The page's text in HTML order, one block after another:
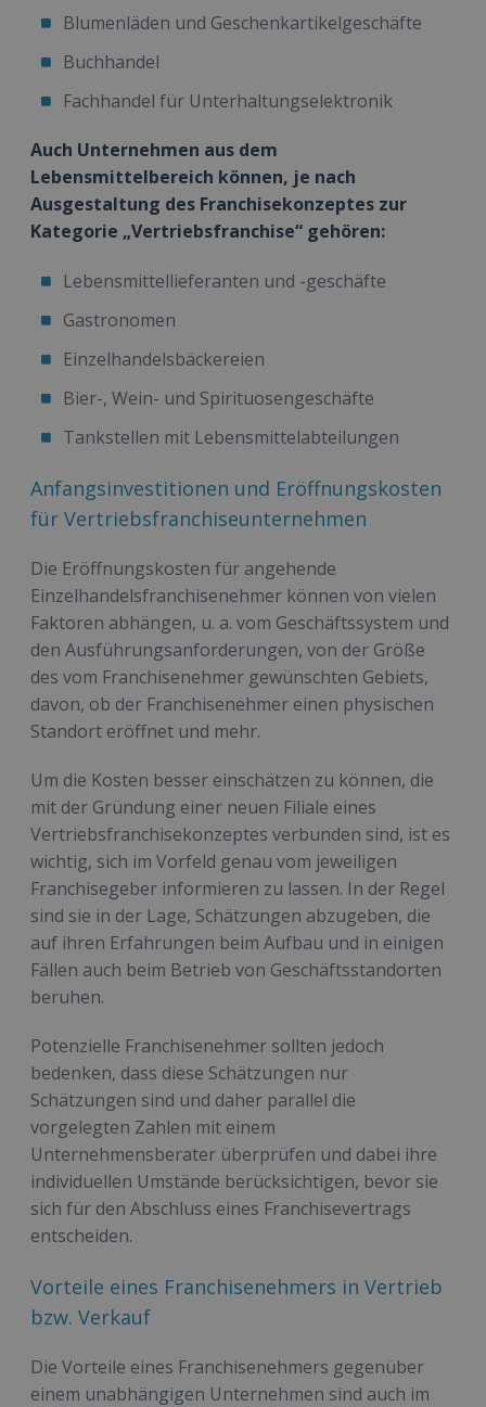
Blumenläden und Geschenkartikelgeschäfte
Buchhandel
Fachhandel für Unterhaltungselektronik
Auch Unternehmen aus dem
Lebensmittelbereich können, je nach
Ausgestaltung des Franchisekonzeptes zur
Kategorie „Vertriebsfranchise“ gehören:
Lebensmittellieferanten und -geschäfte
Gastronomen
Einzelhandelsbäckereien
Bier-, Wein- und Spirituosengeschäfte
Tankstellen mit Lebensmittelabteilungen
Anfangsinvestitionen und Eröffnungskosten
für Vertriebsfranchiseunternehmen
Die Eröffnungskosten für angehende
Einzelhandelsfranchisenehmer können von vielen
Faktoren abhängen, u. a. vom Geschäftssystem und
den Ausführungsanforderungen, von der Größe
des vom Franchisenehmer gewünschten Gebiets,
davon, ob der Franchisenehmer einen physischen
Standort eröffnet und mehr.
Um die Kosten besser einschätzen zu können, die
mit der Gründung einer neuen Filiale eines
Vertriebsfranchisekonzeptes verbunden sind, ist es
wichtig, sich im Vorfeld genau vom jeweiligen
Franchisegeber informieren zu lassen. In der Regel
sind sie in der Lage, Schätzungen abzugeben, die
auf ihren Erfahrungen beim Aufbau und in einigen
Fällen auch beim Betrieb von Geschäftsstandorten
beruhen.
Potenzielle Franchisenehmer sollten jedoch
bedenken, dass diese Schätzungen nur
Schätzungen sind und daher parallel die
vorgelegten Zahlen mit einem
Unternehmensberater überprüfen und dabei ihre
individuellen Umstände berücksichtigen, bevor sie
sich für den Abschluss eines Franchisevertrags
entscheiden.
Vorteile eines Franchisenehmers in Vertrieb
bzw. Verkauf
Die Vorteile eines Franchisenehmers gegenüber
einem unabhängigen Unternehmen sind auch im